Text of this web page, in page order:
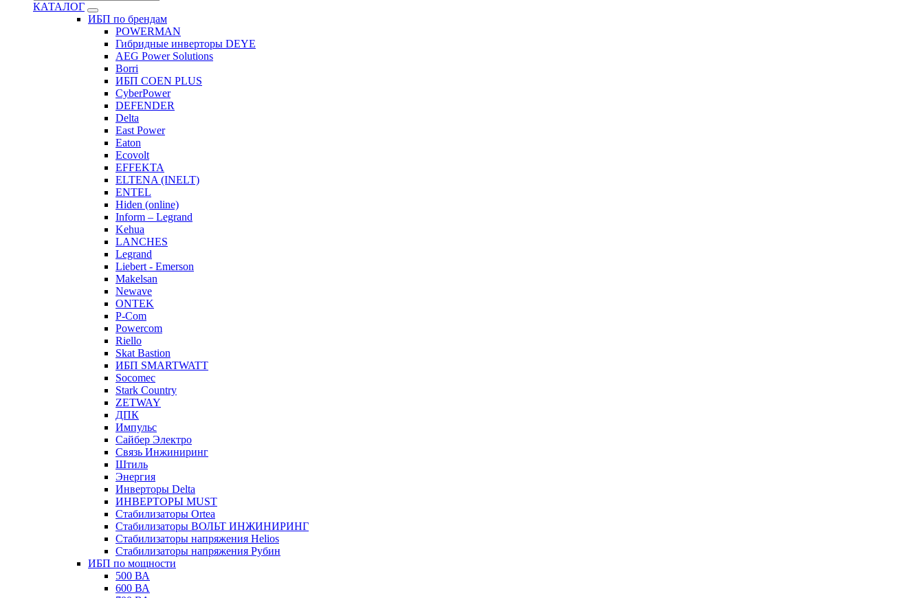
КАТАЛОГ
ИБП по брендам
POWERMAN
Гибридные инверторы DEYE
AEG Power Solutions
Borri
ИБП COEN PLUS
CyberPower
DEFENDER
Delta
East Power
Eaton
Ecovolt
EFFEKTA
ELTENA (INELT)
ENTEL
Hiden (online)
Inform – Legrand
Kehua
LANCHES
Legrand
Liebert - Emerson
Makelsan
Newave
ONTEK
P-Com
Powercom
Riello
Skat Bastion
ИБП SMARTWATT
Socomec
Stark Country
ZETWAY
ДПК
Импульс
Сайбер Электро
Связь Инжиниринг
Штиль
Энергия
Инверторы Delta
ИНВЕРТОРЫ MUST
Стабилизаторы Ortea
Стабилизаторы ВОЛЬТ ИНЖИНИРИНГ
Стабилизаторы напряжения Helios
Стабилизаторы напряжения Рубин
ИБП по мощности
500 ВА
600 ВА